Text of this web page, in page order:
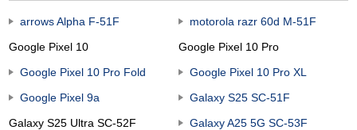
arrows Alpha F-51F
motorola razr 60d M-51F
Google Pixel 10​
Google Pixel 10 Pro
Google Pixel 10 Pro Fold
Google Pixel 10 Pro XL
Google Pixel 9a
Galaxy S25 SC-51F
Galaxy S25 Ultra SC-52F
Galaxy A25 5G SC-53F